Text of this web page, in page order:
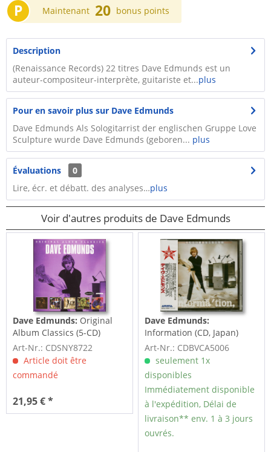
P Maintenant 20 bonus points
Description
(Renaissance Records) 22 titres Dave Edmunds est un
auteur-compositeur-interprète, guitariste et...plus
Pour en savoir plus sur Dave Edmunds
Dave Edmunds Als Sologitarrist der englischen Gruppe Love
Sculpture wurde Dave Edmunds (geboren... plus
Évaluations
0
Lire, écr. et débatt. des analyses…plus
Voir d'autres produits de Dave Edmunds
Dave Edmunds: Original
Album Classics (5-CD)
Art-Nr.: CDSNY8722
Article doit être
commandé
21,95 € *
Dave Edmunds:
Information (CD, Japan)
Art-Nr.: CDBVCA5006
seulement 1x
disponibles
Immédiatement disponible
à l'expédition, Délai de
livraison** env. 1 à 3 jours
ouvrés.